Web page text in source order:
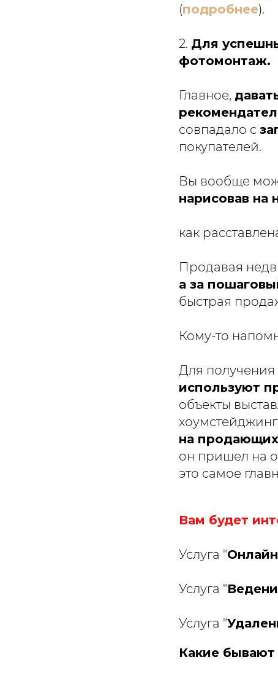
(подробнее).
2. Для
фотомонтаж.
Главное,
совпадало с
покупателей.
Вы вообще
нарисовав на
как
Продавая
а за
быстрая
Кому-то
Для
используют
объекты
на
он пришел на
это самое
Вам будет
Услуга "
Услуга "
Услуга "
Какие бывают